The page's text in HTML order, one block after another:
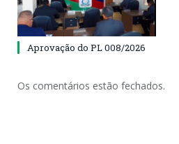
Aprovação do PL 008/2026
Os comentários estão fechados.